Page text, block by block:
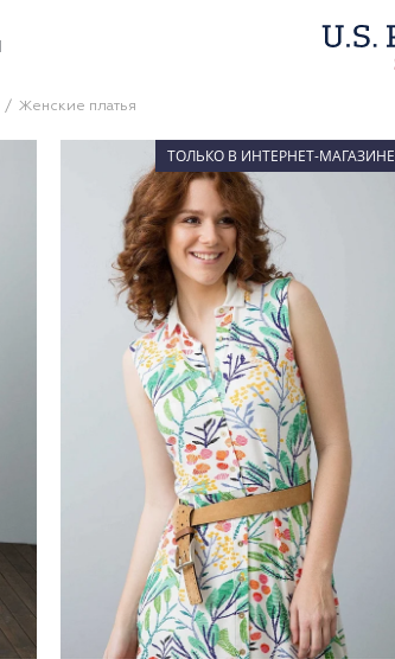
Женские платья
ТОЛЬКО В ИНТЕРНЕТ-МАГАЗИНЕ